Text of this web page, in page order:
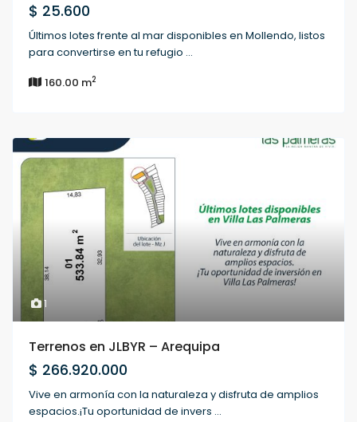
$ 25.600
Últimos lotes frente al mar disponibles en Mollendo, listos
para convertirse en tu refugio ...
160.00 m2
1
Terrenos en JLBYR – Arequipa
$ 266.920.000
Vive en armonía con la naturaleza y disfruta de amplios
espacios.¡Tu oportunidad de invers ...